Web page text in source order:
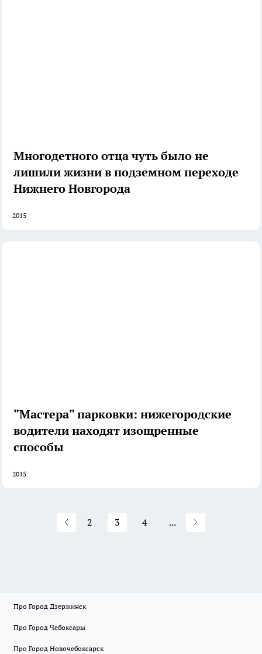
Многодетного отца чуть было не
лишили жизни в подземном переходе
Нижнего Новгорода
2015
"Мастера" парковки: нижегородские
водители находят изощренные
способы
2015
2 3 4 ...
Про Город Дзержинск
Про Город Чебоксары
Про Город Новочебоксарск